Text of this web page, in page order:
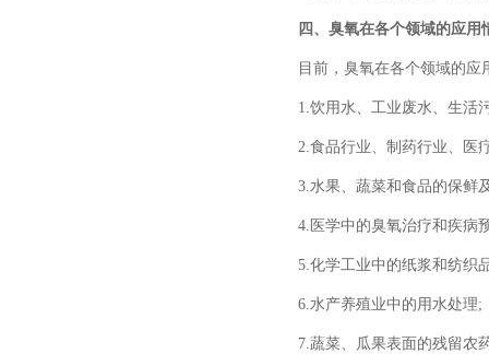
四、臭氧在各个领域的应用
目前，臭氧在各个领域的
1.饮用水、工业废水、生活
2.食品行业、制药行业、医
3.水果、蔬菜和食品的保鲜
4.医学中的臭氧治疗和疾病
5.化学工业中的纸浆和纺织
6.水产养殖业中的用水处理;
7.蔬菜、瓜果表面的残留农